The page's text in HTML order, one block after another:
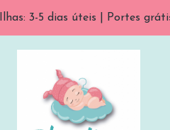
3-5 dias úteis | Portes